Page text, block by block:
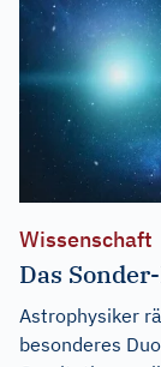
Wissenschaft
Das
Astrophysiker
besonderes